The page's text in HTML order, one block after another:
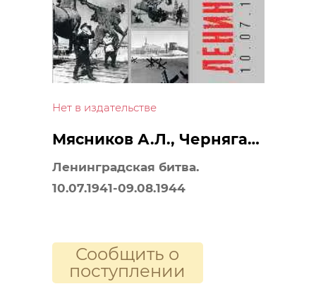
Нет в издательстве
Мясников А.Л., Черняга
О.А.
Ленинградская битва.
10.07.1941-09.08.1944
Сообщить о
поступлении